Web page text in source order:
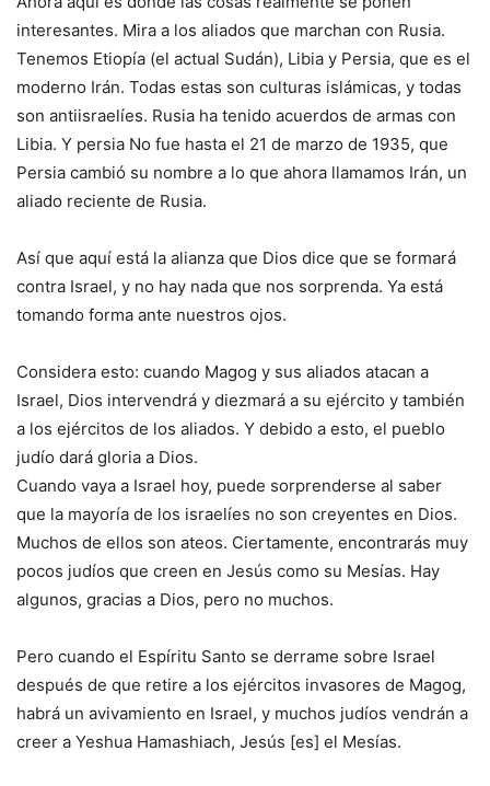
interesantes. Mira a los aliados que marchan con Rusia.
Tenemos Etiopía (el actual Sudán), Libia y Persia, que es el
moderno Irán. Todas estas son culturas islámicas, y todas
son antiisraelíes. Rusia ha tenido acuerdos de armas con
Libia. Y persia No fue hasta el 21 de marzo de 1935, que
Persia cambió su nombre a lo que ahora llamamos Irán, un
aliado reciente de Rusia.
Así que aquí está la alianza que Dios dice que se formará
contra Israel, y no hay nada que nos sorprenda. Ya está
tomando forma ante nuestros ojos.
Considera esto: cuando Magog y sus aliados atacan a
Israel, Dios intervendrá y diezmará a su ejército y también
a los ejércitos de los aliados. Y debido a esto, el pueblo
judío dará gloria a Dios.
Cuando vaya a Israel hoy, puede sorprenderse al saber
que la mayoría de los israelíes no son creyentes en Dios.
Muchos de ellos son ateos. Ciertamente, encontrarás muy
pocos judíos que creen en Jesús como su Mesías. Hay
algunos, gracias a Dios, pero no muchos.
Pero cuando el Espíritu Santo se derrame sobre Israel
después de que retire a los ejércitos invasores de Magog,
habrá un avivamiento en Israel, y muchos judíos vendrán a
creer a Yeshua Hamashiach, Jesús [es] el Mesías.